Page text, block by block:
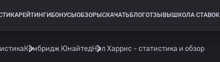
РЕЙТИНГИ БОНУСЫ ОБЗОРЫ СКАЧАТЬ БЛОГОТЗЫВЫ ШКОЛА СТАВОК
Кембридж ЮнайтедНил Харрис - статистика и обзор